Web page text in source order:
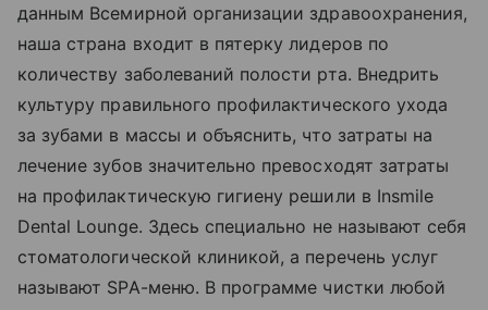
данным Всемирной организации здравоохранения,
наша страна входит в пятерку лидеров по
количеству заболеваний полости рта. Внедрить
культуру правильного профилактического ухода
за зубами в массы и объяснить, что затраты на
лечение зубов значительно превосходят затраты
на профилактическую гигиену решили в Insmile
Dental Lounge. Здесь специально не называют себя
стоматологической клиникой, а перечень услуг
называют SPA-меню. В программе чистки любой